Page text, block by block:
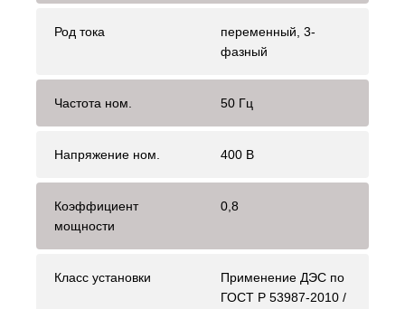
Род тока
переменный, 3-
фазный
Частота ном. 50 Гц
Напряжение ном. 400 В
Коэффициент
мощности
0,8
Класс установки
Применение ДЭС по
ГОСТ Р 53987-2010 /